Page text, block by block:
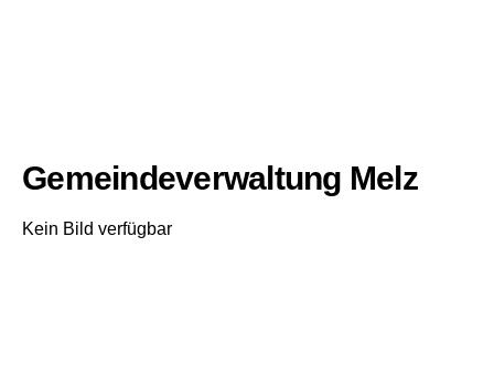
Gemeindeverwaltung Melz
Kein Bild verfügbar